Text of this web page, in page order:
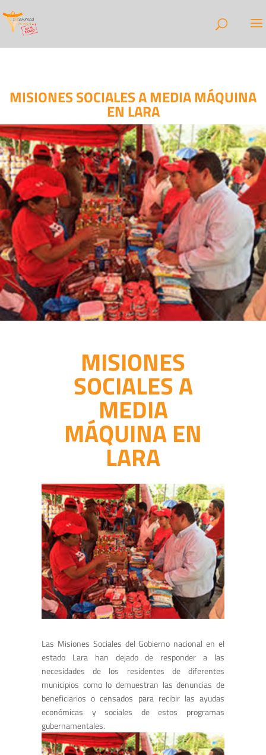
MISIONES SOCIALES A MEDIA MÁQUINA
EN LARA
MISIONES
SOCIALES A
MEDIA
MÁQUINA EN
LARA
Las Misiones Sociales del Gobierno nacional en el
estado Lara han dejado de responder a las
necesidades de los residentes de diferentes
municipios como lo demuestran las denuncias de
beneficiarios o censados para recibir las ayudas
económicas y sociales de estos programas
gubernamentales.